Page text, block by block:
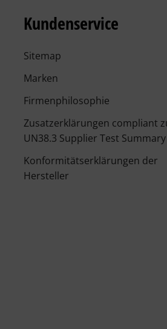
Kundenservice
Sitemap
Marken
Firmenphilosophie
Zusatzerklärungen compliant
UN38.3 Supplier Test Summary
Konformitätserklärungen der
Hersteller